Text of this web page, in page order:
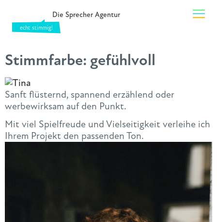
Die Sprecher Agentur
Stimmfarbe: gefühlvoll
Sanft flüsternd, spannend erzählend oder
werbewirksam auf den Punkt.
Mit viel Spielfreude und Vielseitigkeit verleihe ich
Ihrem Projekt den passenden Ton.